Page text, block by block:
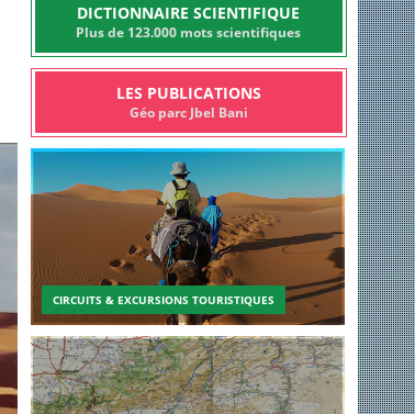
DICTIONNAIRE SCIENTIFIQUE
Plus de 123.000 mots scientifiques
LES PUBLICATIONS
Géo parc Jbel Bani
CIRCUITS & EXCURSIONS TOURISTIQUES